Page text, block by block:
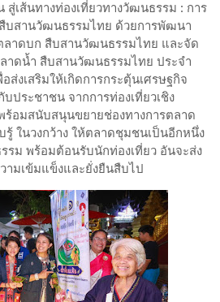
เส้นทางท่องเที่ยวทางวัฒนธรรม : การ
บสานวัฒนธรรมไทย ด้วยการพัฒนา
ลาดบก สืบสานวัฒนธรรมไทย และจัด
าดน้ำ สืบสานวัฒนธรรมไทย ประจำ
ส่งเสริมให้เกิดการกระตุ้นเศรษฐกิจ
บประชาชน จากการท่องเที่ยวเชิง
ร้อมสนับสนุนขยายช่องทางการตลาด
รู้ ในวงกว้าง ให้ตลาดชุมชนเป็นอีกหนึ่ง
รม พร้อมต้อนรับนักท่องเที่ยว อันจะส่ง
ามเข้มแข็งและยั่งยืนสืบไป